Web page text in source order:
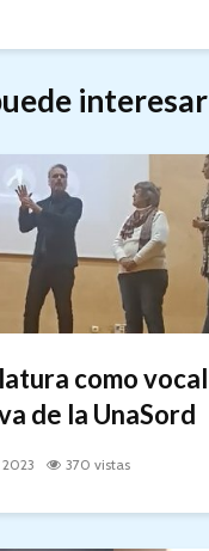
interesar
como vocal
de la UnaSord
370 vistas